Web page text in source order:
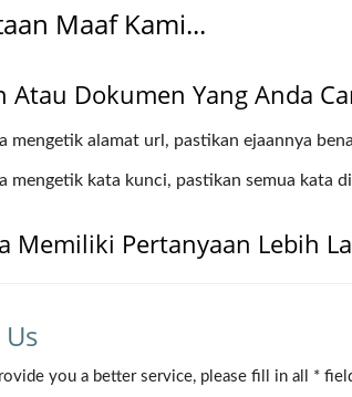
Maaf Kami...
Atau Dokumen Yang Anda
mengetik alamat url, pastikan ejaannya
mengetik kata kunci, pastikan semua kata
Memiliki Pertanyaan Lebih